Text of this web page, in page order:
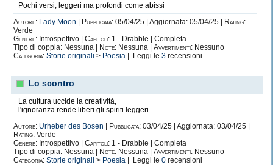
Pochi versi, leggeri ma profondi come abissi
Autore: Lady Moon Pubblicata: 05/04/25 | Aggiornata: 05/04/25 |
Rating:
Verde
Genere: Introspettivo | Capitoli: 1 - Drabble | Completa
Tipo di coppia: Nessuna |
Note: Nessuna | Avvertimenti: Nessuno
Categoria: Storie originali > Poesia | Leggi le 3 recensioni
Lo scontro
La cultura uccide la creatività,
l'ignoranza rende liberi gli spiriti leggeri
Autore: Urheber des Bosen Pubblicata: 03/04/25 | Aggiornata: 03/04/25 |
Rating: Verde
Genere: Introspettivo | Capitoli: 1 - Drabble | Completa
Tipo di coppia: Nessuna |
Note: Nessuna | Avvertimenti: Nessuno
Categoria: Storie originali > Poesia | Leggi le 0 recensioni